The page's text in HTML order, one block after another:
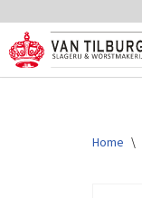
Ga
naar
Home \